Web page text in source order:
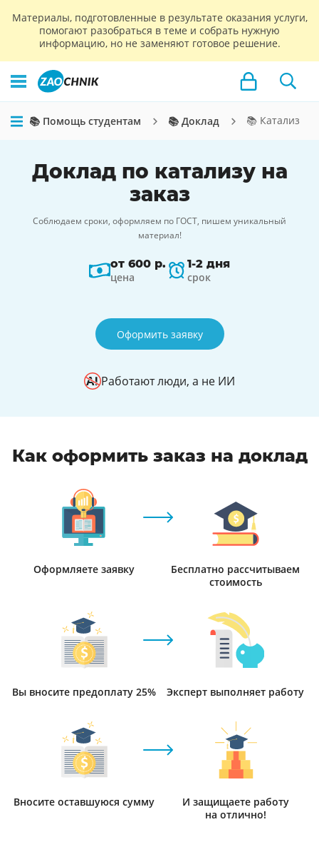
Материалы, подготовленные в результате оказания услуги,
помогают разобраться в теме и собрать нужную
информацию, но не заменяют готовое решение.
📚 Помощь студентам 📚 Доклад 📚 Катализ
Доклад по катализу на
заказ
Соблюдаем сроки, оформляем по ГОСТ, пишем уникальный
материал!
от 600 р.
цена
1-2 дня
срок
Оформить заявку
Работают люди, а не ИИ
Как оформить заказ на доклад
Оформляете заявку
Бесплатно рассчитываем
стоимость
Вы вносите предоплату 25% Эксперт выполняет работу
Вносите оставшуюся сумму
И защищаете работу
на отлично!